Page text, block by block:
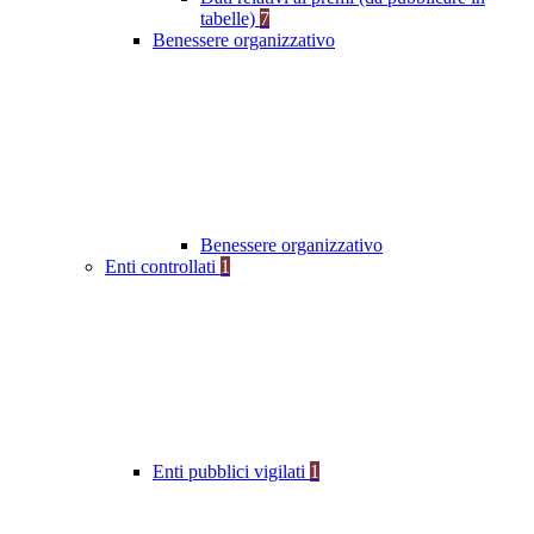
tabelle) 7
Benessere organizzativo
Benessere organizzativo
Enti controllati 1
Enti pubblici vigilati 1